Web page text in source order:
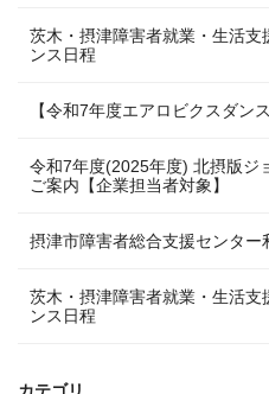
茨木・摂津障害者就業・生活
ンス日程
【令和7年度エアロビクスダン
令和7年度(2025年度) 北摂版ジ
ご案内【企業担当者対象】
摂津市障害者総合支援センター
茨木・摂津障害者就業・生活
ンス日程